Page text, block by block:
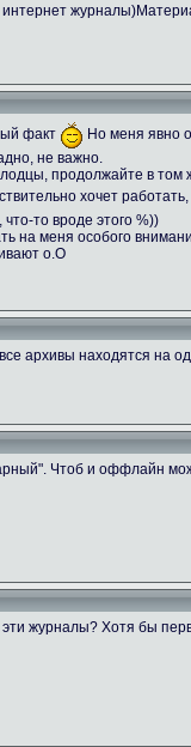
интернет
факт
Но меня явно
не важно.
продолжайте в том
хочет
то вроде этого %))
на меня особого
о.О
архивы находятся на
Чтоб и оффлайн
эти журналы? Хотя бы